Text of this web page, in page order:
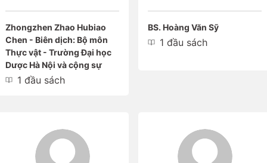
Zhongzhen Zhao Hubiao
Chen - Biên dịch: Bộ môn
Thực vật - Trường Đại học
Dược Hà Nội và cộng sự
1 đầu sách
BS. Hoàng Văn Sỹ
1 đầu sách